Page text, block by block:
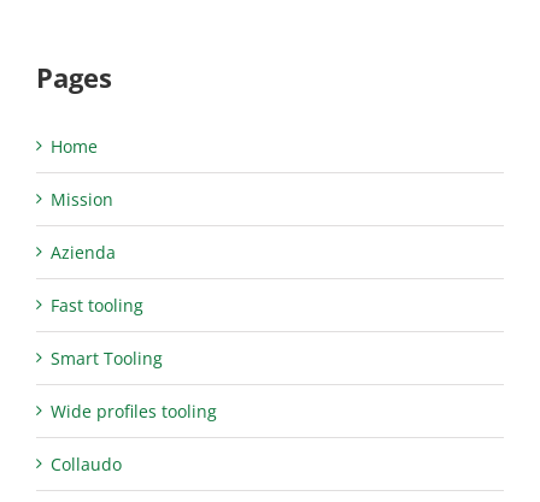
Pages
Home
Mission
Azienda
Fast tooling
Smart Tooling
Wide profiles tooling
Collaudo